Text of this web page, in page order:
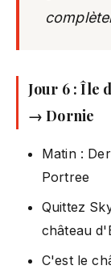
Jour 6 : Île
→ Dornie
Matin :
Portree
Quittez
château
C'est le